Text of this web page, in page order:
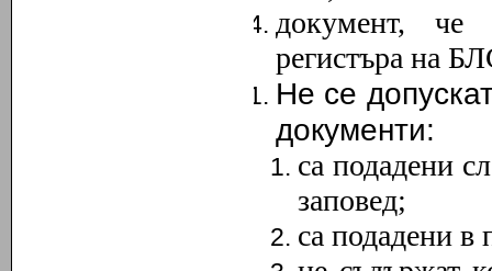
документ, че
регистъра на
Не се
документи:
са подадени
заповед;
са подадени в